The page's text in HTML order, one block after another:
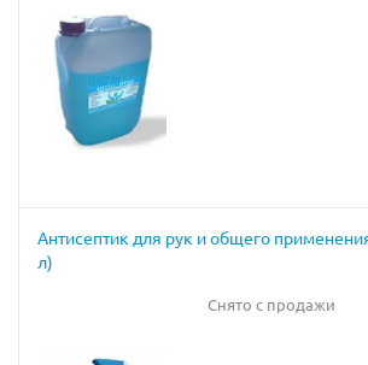
Антисептик для рук и общего
л)
Снято с продажи